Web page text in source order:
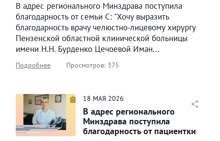
В адрес регионального Минздрава поступила
благодарность от семьи С: "Хочу выразить
благодарность врачу челюстно-лицевому хирургу
Пензенской областной клинической больницы
имени Н.Н. Бурденко Цечоевой Иман...
Подробнее Просмотров: 375
18 МАЯ 2026
В адрес регионального
Минздрава поступила
благодарность от пациентки